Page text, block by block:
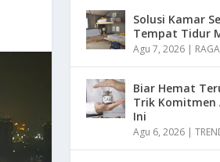
Solusi Kamar
Tempat Tidur
Agu 7, 2026 |
Biar Hemat
Trik Komitmen
Ini
Agu 6, 2026 |